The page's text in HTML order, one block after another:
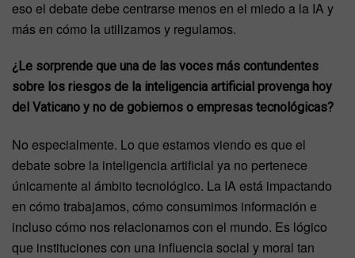
eso el debate debe centrarse menos en el miedo a la IA y
más en cómo la utilizamos y regulamos.
¿Le sorprende que una de las voces más contundentes
sobre los riesgos de la inteligencia artificial provenga hoy
del Vaticano y no de gobiernos o empresas tecnológicas?
No especialmente. Lo que estamos viendo es que el
debate sobre la inteligencia artificial ya no pertenece
únicamente al ámbito tecnológico. La IA está impactando
en cómo trabajamos, cómo consumimos información e
incluso cómo nos relacionamos con el mundo. Es lógico
que instituciones con una influencia social y moral tan